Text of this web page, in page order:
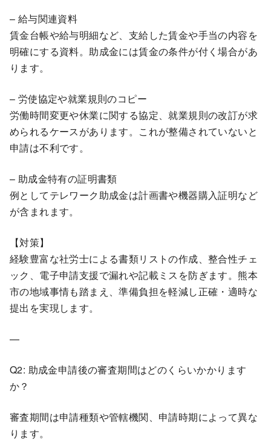
– 給与関連資料
賃金台帳や給与明細など、支給した賃金や手当の内容を
明確にする資料。助成金には賃金の条件が付く場合があ
ります。
– 労使協定や就業規則のコピー
労働時間変更や休業に関する協定、就業規則の改訂が求
められるケースがあります。これが整備されていないと
申請は不利です。
– 助成金特有の証明書類
例としてテレワーク助成金は計画書や機器購入証明など
が含まれます。
【対策】
経験豊富な社労士による書類リストの作成、整合性チェ
ック、電子申請支援で漏れや記載ミスを防ぎます。熊本
市の地域事情も踏まえ、準備負担を軽減し正確・適時な
提出を実現します。
—
Q2: 助成金申請後の審査期間はどのくらいかかります
か？
審査期間は申請種類や管轄機関、申請時期によって異な
ります。